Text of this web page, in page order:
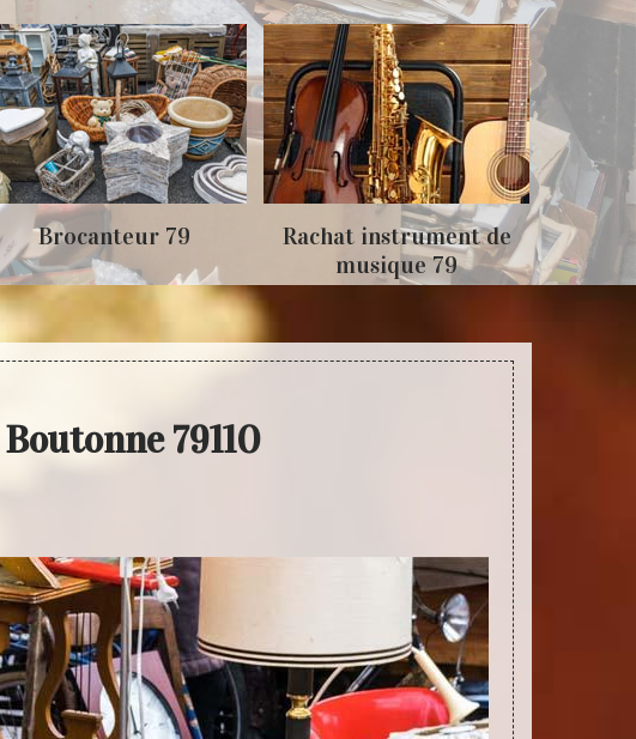
Brocanteur 79
Rachat instrument de
musique 79
79110